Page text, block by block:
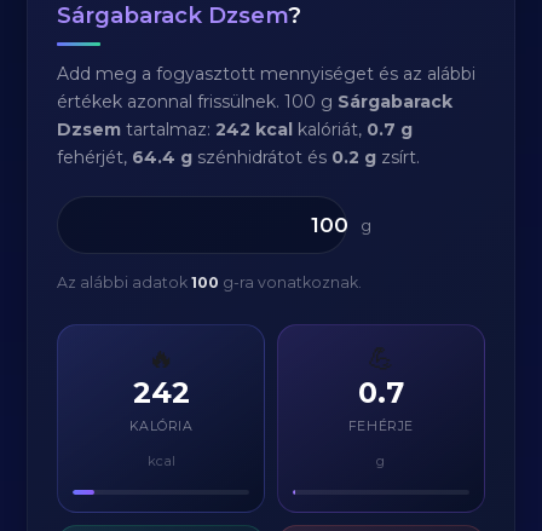
Sárgabarack Dzsem?
Add meg a fogyasztott mennyiséget és az alábbi
értékek azonnal frissülnek. 100 g Sárgabarack
Dzsem tartalmaz:242 kcal kalóriát, 0.7 g
fehérjét, 64.4 g szénhidrátot és 0.2 g zsírt.
g
Az alábbi adatok100 g-ra vonatkoznak.
🔥
242
KALÓRIA
kcal
💪
0.7
FEHÉRJE
g